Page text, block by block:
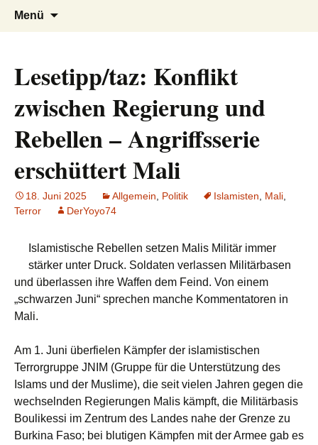
AFRICA live
Seit 1998: Aktuelles aus und mit Bezug
zu Afrika
Menü
Lesetipp/taz: Konflikt
zwischen Regierung und
Rebellen – Angriffsserie
erschüttert Mali
18. Juni 2025 Allgemein Politik Islamisten Mali
Terror
DerYoyo74
Islamistische Rebellen setzen Malis Militär immer
stärker unter Druck. Soldaten verlassen Militärbasen
und überlassen ihre Waffen dem Feind. Von einem
„schwarzen Juni“ sprechen manche Kommentatoren in
Mali.
Am 1. Juni überfielen Kämpfer der islamistischen
Terrorgruppe JNIM (Gruppe für die Unterstützung des
Islams und der Muslime), die seit vielen Jahren gegen die
wechselnden Regierungen Malis kämpft, die Militärbasis
Boulikessi im Zentrum des Landes nahe der Grenze zu
Burkina Faso; bei blutigen Kämpfen mit der Armee gab es